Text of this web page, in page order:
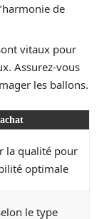
de
vitaux pour
Assurez-vous
les ballons.
la qualité pour
optimale
le type